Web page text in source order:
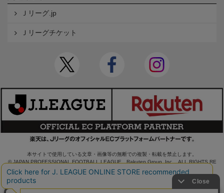
Ｊリーグ.jp
Ｊリーグチケット
本サイトで使用している文章・画像等の無断での複製・転載を禁止します。
© JAPAN PROFESSIONAL FOOTBALL LEAGUE Rakuten Group, Inc. ALL RIGHTS RE
SERVED.